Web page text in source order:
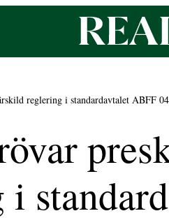
reglering i standardavtalet ABFF 04